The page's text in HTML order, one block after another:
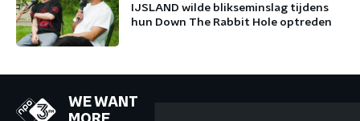
IJSLAND wilde blikseminslag tijdens
hun Down The Rabbit Hole optreden
WE WANT